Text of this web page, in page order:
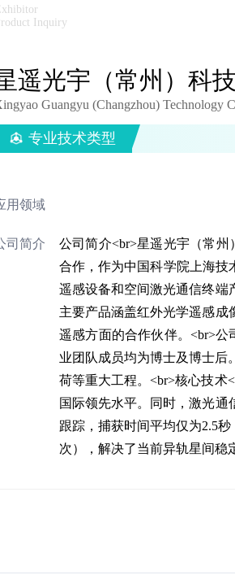
Inquiry
遥光宇（常州）科
Guangyu (Changzhou) Technology
专业技术类型
用领域
司简介
公司简介<br>星遥光宇（常州
合作，作为中国科学院上海技
遥感设备和空间激光通信终端
主要产品涵盖红外光学遥感成
遥感方面的合作伙伴。<br>公
业团队成员均为博士及博士后
荷等重大工程。<br>核心技术
国际领先水平。同时，激光
跟踪，捕获时间平均仅为2.5
次），解决了当前异轨星间稳